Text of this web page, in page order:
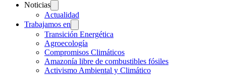
Noticias
Actualidad
Trabajamos en
Transición Energética
Agroecología
Compromisos Climáticos
Amazonía libre de combustibles fósiles
Activismo Ambiental y Climático